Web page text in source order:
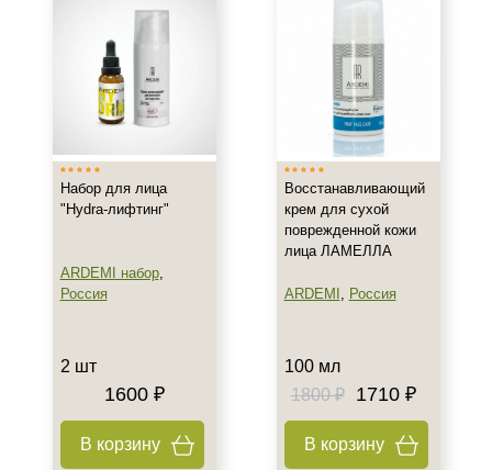
Назначение против
Возрастные изменения
Воспаление
Применение
Обновление клеток
Гладкость
Показать еще
Набор для лица
"Hydra-лифтинг"
ARDEMI набор,
Россия
2 шт
1600 ₽
В корзину
Восстанавливающий
крем для сухой
поврежденной кожи
лица ЛАМЕЛЛА
ARDEMI , Россия
100 мл
1800 ₽
1710 ₽
В корзину